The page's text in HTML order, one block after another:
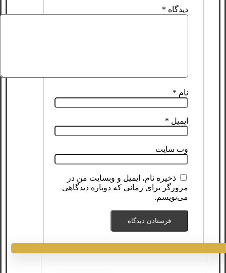
دیدگاه *
نام *
ایمیل *
وب‌ سایت
ذخیره نام، ایمیل و وبسایت من در
مرورگر برای زمانی که دوباره دیدگاهی
می‌نویسم.